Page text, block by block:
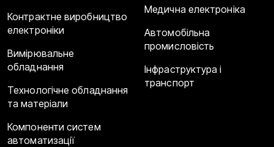
Контрактне виробництво
електроніки
Вимірювальне
обладнання
Технологічне обладнання
та матеріали
Компоненти систем
автоматизації
Медична електроніка
Автомобільна
промисловість
Інфраструктура і
транспорт